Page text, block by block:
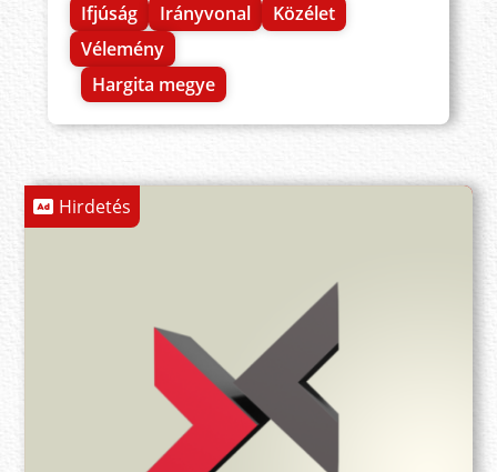
Ifjúság Irányvonal
Közélet
Vélemény
Hargita megye
Hirdetés